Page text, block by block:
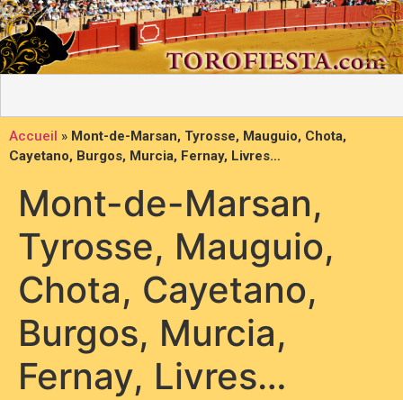
Accueil » Mont-de-Marsan, Tyrosse, Mauguio, Chota,
Cayetano, Burgos, Murcia, Fernay, Livres…
Mont-de-Marsan,
Tyrosse, Mauguio,
Chota, Cayetano,
Burgos, Murcia,
Fernay, Livres…